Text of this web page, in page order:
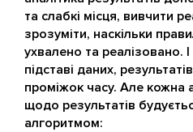
та слабкі місця, вивчити
зрозуміти, наскільки
ухвалено та реалізовано.
підставі даних,
проміжок часу. Але кожна
щодо результатів
алгоритмом: